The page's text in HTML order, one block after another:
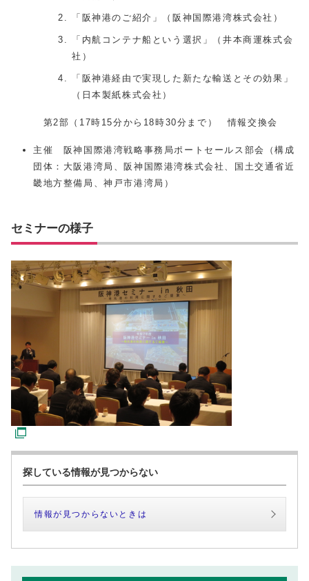
「阪神港のご紹介」（阪神国際港湾株式会社）
「内航コンテナ船という選択」（井本商運株式会
社）
「阪神港経由で実現した新たな輸送とその効果」
（日本製紙株式会社）
第2部（17時15分から18時30分まで） 情報交換会
主催 阪神国際港湾戦略事務局ポートセールス部会（構成
団体：大阪港湾局、阪神国際港湾株式会社、国土交通省近
畿地方整備局、神戸市港湾局）
セミナーの様子
探している情報が見つからない
情報が見つからないときは